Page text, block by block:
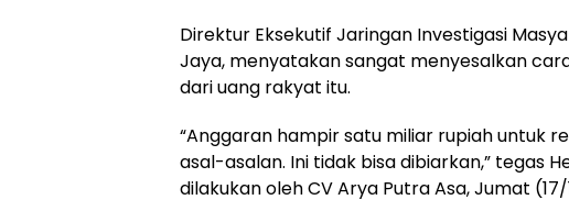
Direktur Eksekutif Jaringan Investigasi
Jaya, menyatakan sangat menyesalkan
dari uang rakyat itu.
“Anggaran hampir satu miliar rupiah untuk
asal-asalan. Ini tidak bisa dibiarkan,” tegas
dilakukan oleh CV Arya Putra Asa, Jumat